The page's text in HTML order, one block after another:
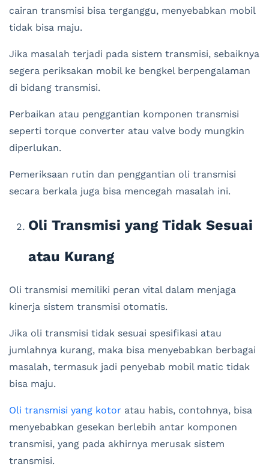
cairan transmisi bisa terganggu, menyebabkan mobil
tidak bisa maju.
Jika masalah terjadi pada sistem transmisi, sebaiknya
segera periksakan mobil ke bengkel berpengalaman
di bidang transmisi.
Perbaikan atau penggantian komponen transmisi
seperti torque converter atau valve body mungkin
diperlukan.
Pemeriksaan rutin dan penggantian oli transmisi
secara berkala juga bisa mencegah masalah ini.
Oli Transmisi yang Tidak Sesuai
atau Kurang
Oli transmisi memiliki peran vital dalam menjaga
kinerja sistem transmisi otomatis.
Jika oli transmisi tidak sesuai spesifikasi atau
jumlahnya kurang, maka bisa menyebabkan berbagai
masalah, termasuk jadi penyebab mobil matic tidak
bisa maju.
Oli transmisi yang kotor atau habis, contohnya, bisa
menyebabkan gesekan berlebih antar komponen
transmisi, yang pada akhirnya merusak sistem
transmisi.